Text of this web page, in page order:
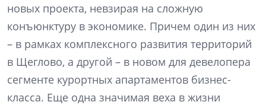
новых проекта, невзирая на сложную
конъюнктуру в экономике. Причем один из них
– в рамках комплексного развития территорий
в Щеглово, а другой – в новом для девелопера
сегменте курортных апартаментов бизнес-
класса. Еще одна значимая веха в жизни